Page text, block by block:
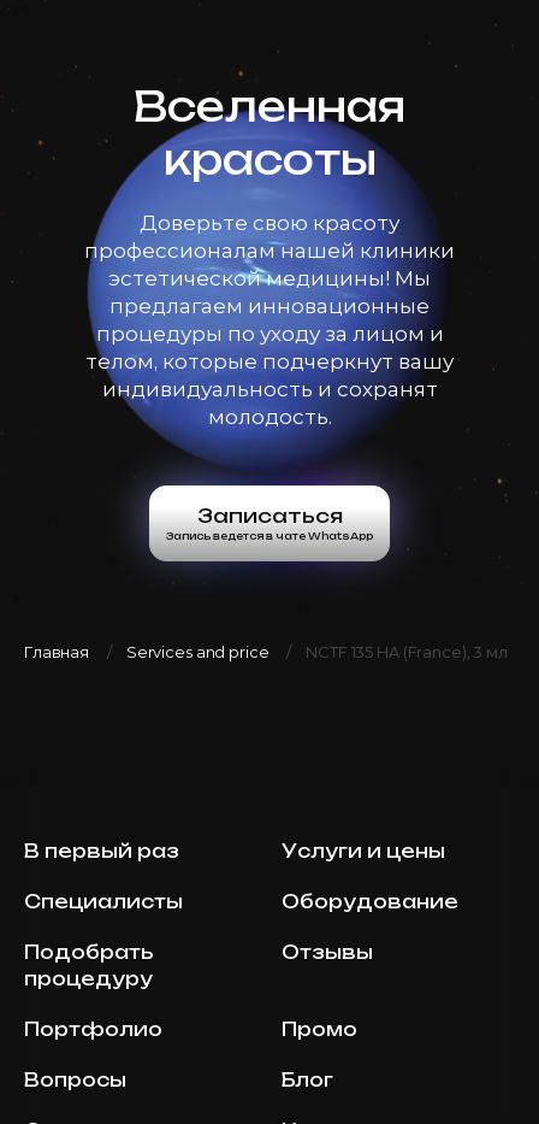
Вселенная
красоты
Доверьте свою красоту
профессионалам нашей клиники
эстетической медицины! Мы
предлагаем инновационные
процедуры по уходу за лицом и
телом, которые подчеркнут вашу
индивидуальность и сохранят
молодость.
Записаться
Запись ведется в чате WhatsApp
Главная Services and price NCTF 135 HA (France), 3 мл
В первый раз Услуги и цены
Специалисты Оборудование
Подобрать
процедуру
Отзывы
Портфолио Промо
Вопросы Блог